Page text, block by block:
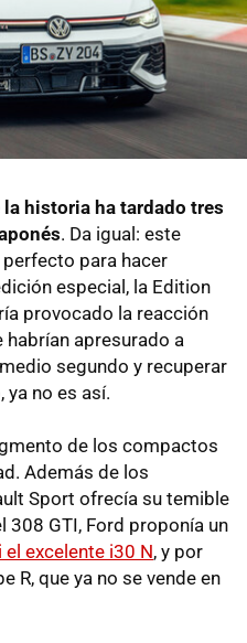
historia ha tardado tres
. Da igual: este
para hacer
especial, la Edition
provocado la reacción
apresurado a
segundo y recuperar
ya no es así.
de los compactos
Además de los
Sport ofrecía su temible
308 GTI, Ford proponía un
el excelente i30 N, y por
R, que ya no se vende en